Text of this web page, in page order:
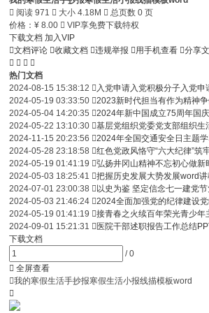
 阅读 971  大小 4.18M  总页数 0 页
价格：¥8.00  VIP享免费下载特权
下载文档加入VIP
文档评论 收藏文档 违规举报 用手机查看 分享
   
热门文档
2024-08-15 15:38:12  入党申请入党积极分子入党申
2024-05-19 03:33:50 2023新时代担当有作为精神
2024-05-04 14:20:35 2024年新中国成立75周年国
2024-05-22 13:10:30 基层党组织党委党支部组织生
2024-11-15 20:23:56 2024年全国交通安全日主题
2024-05-28 23:18:58 红色党政风恪守“六大纪律”筑
2024-05-19 01:41:19 弘扬井冈山精神不忘初心做新
2024-05-03 18:25:41 把握历史发展大势发展word
2024-07-01 23:00:38  以史为鉴 坚定信念七一建党
2024-05-03 21:46:24 2024全面加强党的纪律建设
2024-05-19 01:41:19 接青春之火续百年荣光青少
2024-09-01 15:21:31  医院干部述职报告工作总结
下载文档
/ 0
 全屏查看
我的寒假生活手抄报寒假生活小报线描模板word
